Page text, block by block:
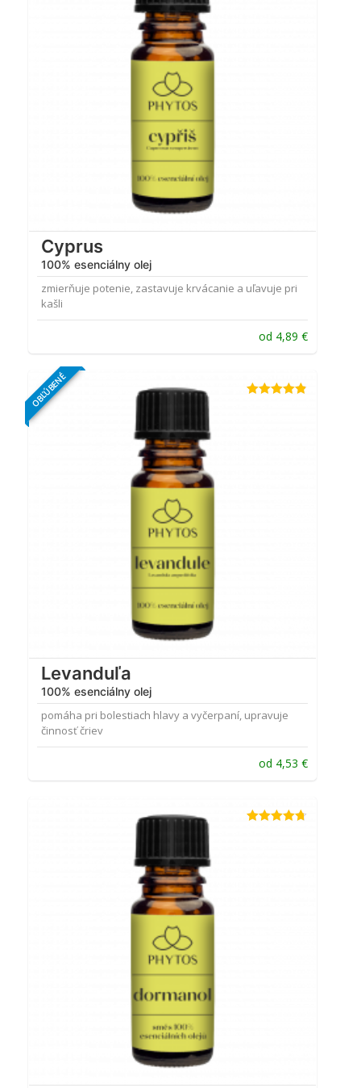
Cyprus
100% esenciálny olej
zmierňuje potenie, zastavuje krvácanie a uľavuje pri
kašli
od 4,89 €
OBĽÚBENÉ
Levanduľa
100% esenciálny olej
pomáha pri bolestiach hlavy a vyčerpaní, upravuje
činnosť čriev
od 4,53 €